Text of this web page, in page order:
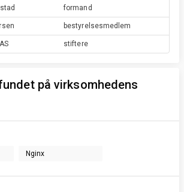
formand
bestyrelsesmedlem
AS stiftere
på virksomhedens
Nginx